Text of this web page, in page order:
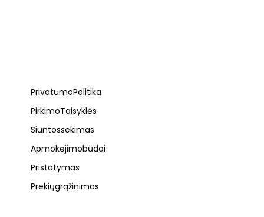
Privatumo Politika
Pirkimo Taisyklės
Siuntos sekimas
Apmokėjimo būdai
Pristatymas
Prekių grąžinimas